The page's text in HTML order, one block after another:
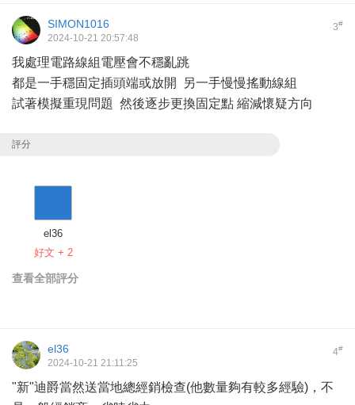
3#
SIMON1016
2024-10-21 20:57:48
我處理電路線組電壓會不穩亂跳
都是一手穩固定插頭端或放開 另一手慢慢搖動線組
試著模擬重現問題 然後逐步更換固定點 縮減懷疑方向
評分
el36
好文 + 2
查看全部評分
4#
el36
2024-10-21 21:11:25
"新"迪爵當然送當地總經銷檢查(他數量夠有較多經驗)，不